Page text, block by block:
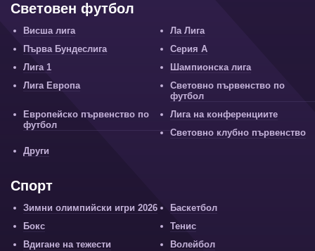
Световен футбол
Висша лига
Ла Лига
Първа Бундеслига
Серия А
Лига 1
Шампионска лига
Лига Европа
Световно първенство по
футбол
Европейско първенство по
футбол
Лига на конференциите
Световно клубно първенство
Други
Спорт
Зимни олимпийски игри 2026
Баскетбол
Бокс
Тенис
Вдигане на тежести
Волейбол